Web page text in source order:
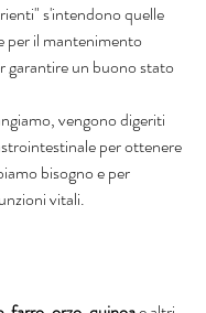
s'intendono quelle
per il mantenimento
garantire un buono stato
vengono digeriti
per ottenere
bisogno e per
vitali.